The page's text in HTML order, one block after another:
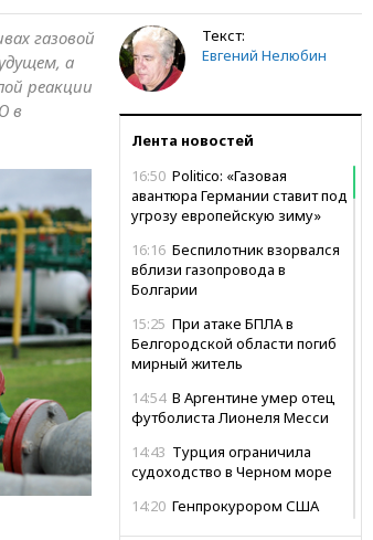
Текст:
Евгений Нелюбин
Лента новостей
16:50 Politico: «Газовая
авантюра Германии ставит под
угрозу европейскую зиму»
16:16 Беспилотник взорвался
вблизи газопровода в
Болгарии
15:25 При атаке БПЛА в
Белгородской области погиб
мирный житель
14:54 В Аргентине умер отец
футболиста Лионеля Месси
14:43 Турция ограничила
судоходство в Черном море
14:20 Генпрокурором США
газовой
а
реакции
в